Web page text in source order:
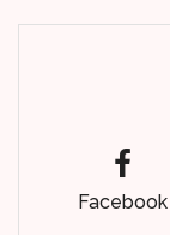
Facebook